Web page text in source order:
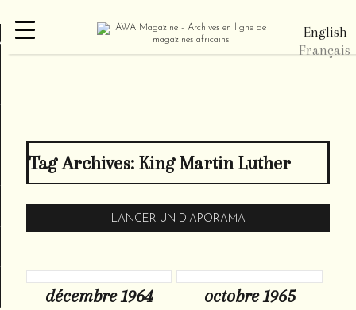
English
Français
Tag Archives: King Martin Luther
LANCER UN DIAPORAMA
décembre 1964
octobre 1965